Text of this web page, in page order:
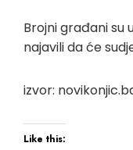
Brojni građani su
najavili da će
izvor:
Like this: